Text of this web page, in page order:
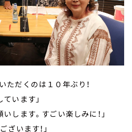
ただくのは１０年ぶり！
います」
します。すごい楽しみに！」
ざいます！」